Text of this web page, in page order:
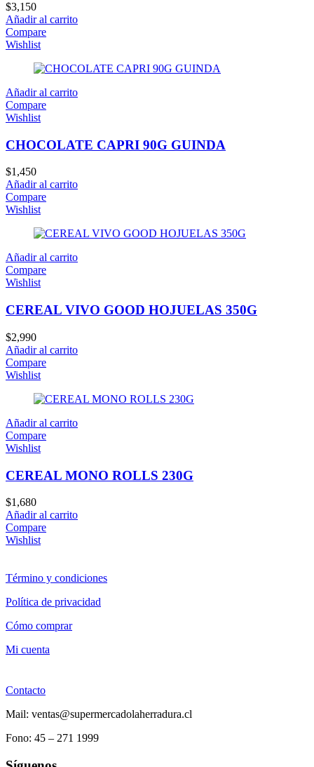
$3,150
Añadir al carrito
Compare
Wishlist
Añadir al carrito
Compare
Wishlist
CHOCOLATE CAPRI 90G GUINDA
$1,450
Añadir al carrito
Compare
Wishlist
Añadir al carrito
Compare
Wishlist
CEREAL VIVO GOOD HOJUELAS 350G
$2,990
Añadir al carrito
Compare
Wishlist
Añadir al carrito
Compare
Wishlist
CEREAL MONO ROLLS 230G
$1,680
Añadir al carrito
Compare
Wishlist
Término y condiciones
Política de privacidad
Cómo comprar
Mi cuenta
Contacto
Mail: ventas@supermercadolaherradura.cl
Fono: 45 – 271 1999